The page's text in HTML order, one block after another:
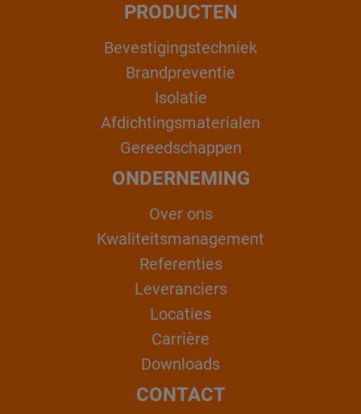
PRODUCTEN
Bevestigingstechniek
Brandpreventie
Isolatie
Afdichtingsmaterialen
Gereedschappen
ONDERNEMING
Over ons
Kwaliteitsmanagement
Referenties
Leveranciers
Locaties
Carrière
Downloads
CONTACT